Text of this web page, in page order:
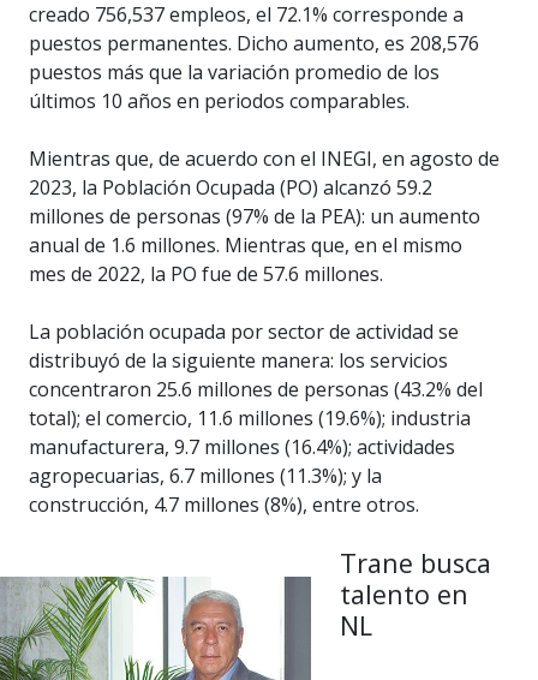
creado 756,537 empleos, el 72.1% corresponde a
puestos permanentes. Dicho aumento, es 208,576
puestos más que la variación promedio de los
últimos 10 años en periodos comparables.
Mientras que, de acuerdo con el INEGI, en agosto de
2023, la Población Ocupada (PO) alcanzó 59.2
millones de personas (97% de la PEA): un aumento
anual de 1.6 millones. Mientras que, en el mismo
mes de 2022, la PO fue de 57.6 millones.
La población ocupada por sector de actividad se
distribuyó de la siguiente manera: los servicios
concentraron 25.6 millones de personas (43.2% del
total); el comercio, 11.6 millones (19.6%); industria
manufacturera, 9.7 millones (16.4%); actividades
agropecuarias, 6.7 millones (11.3%); y la
construcción, 4.7 millones (8%), entre otros.
Trane busca
talento en
NL